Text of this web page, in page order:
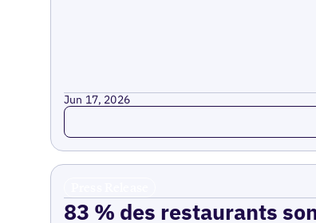
Jun 17, 2026
Read more
83 % des restaurants